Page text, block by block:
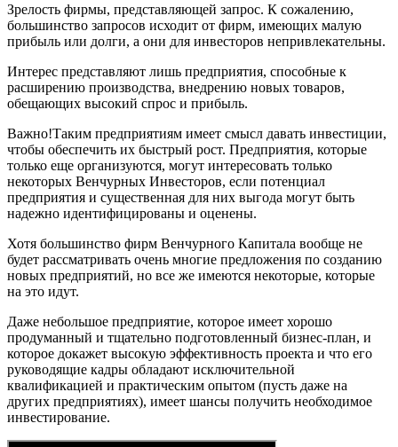
Зрелость фирмы, представляющей запрос. К сожалению,
большинство запросов исходит от фирм, имеющих малую
прибыль или долги, а они для инвесторов непривлекательны.
Интерес представляют лишь предприятия, способные к
расширению производства, внедрению новых товаров,
обещающих высокий спрос и прибыль.
Важно!Таким предприятиям имеет смысл давать инвестиции,
чтобы обеспечить их быстрый рост. Предприятия, которые
только еще организуются, могут интересовать только
некоторых Венчурных Инвесторов, если потенциал
предприятия и существенная для них выгода могут быть
надежно идентифицированы и оценены.
Хотя большинство фирм Венчурного Капитала вообще не
будет рассматривать очень многие предложения по созданию
новых предприятий, но все же имеются некоторые, которые
на это идут.
Даже небольшое предприятие, которое имеет хорошо
продуманный и тщательно подготовленный бизнес-план, и
которое докажет высокую эффективность проекта и что его
руководящие кадры обладают исключительной
квалификацией и практическим опытом (пусть даже на
других предприятиях), имеет шансы получить необходимое
инвестирование.